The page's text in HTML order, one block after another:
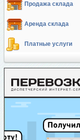
Продажа склада
Аренда склада
Платные услуги